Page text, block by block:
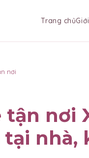
Trang chủ
nơi
tận nơi
nhà,